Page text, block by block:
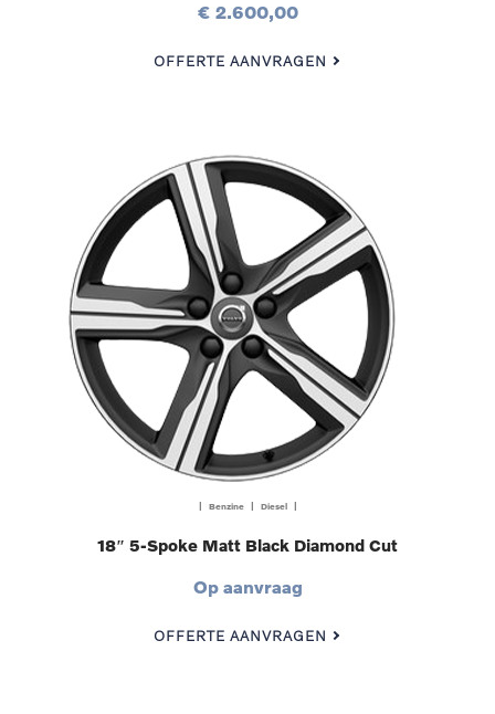
€ 2.600,00
OFFERTE AANVRAGEN
| Benzine | Diesel |
18″ 5-Spoke Matt Black Diamond Cut
Op aanvraag
OFFERTE AANVRAGEN